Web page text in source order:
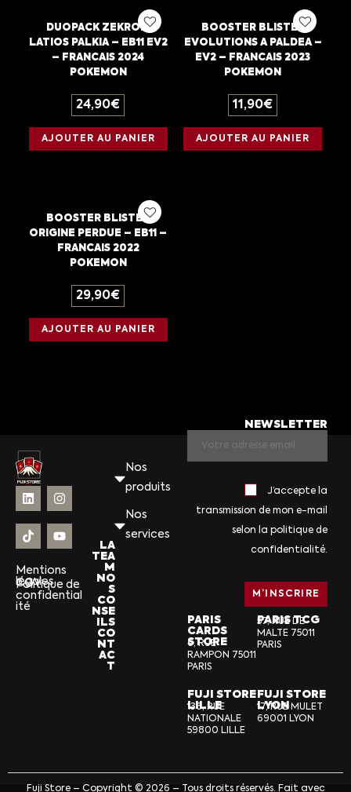
DUOPACK ZEKROM
LATIOS PALKIA – EB11 EV2
– FRANCAIS 2024
POKEMON
24,90€
AJOUTER AU PANIER
BOOSTER BLISTER
EVOLUTIONS A PALDEA –
EV2 – FRANCAIS 2023
POKEMON
11,90€
AJOUTER AU PANIER
BOOSTER BLISTER
ORIGINE PERDUE – EB11 –
FRANCAIS 2022
POKEMON
29,90€
AJOUTER AU PANIER
Mentions
légales
CGV
Politique de
confidential
ité
Nos
produits
Nos
services
LA
TEA
M
NO
S
CO
NSE
ILS
CO
NT
AC
T
NEWSLETTER
J’accepte la
transmission de mon e-mail
selon la politique de
confidentialité.
PARIS
CARDS
STORE
6, RUE
RAMPON 75011
PARIS
PARIS TCG
57, RUE DE
MALTE 75011
PARIS
FUJI STORE
LILLE
136, RUE
NATIONALE
59800 LILLE
FUJI STORE
LYON
17, RUE MULET
69001 LYON
Fuji Store – Copyright © 2026 – Tous droits réservés. Fait avec